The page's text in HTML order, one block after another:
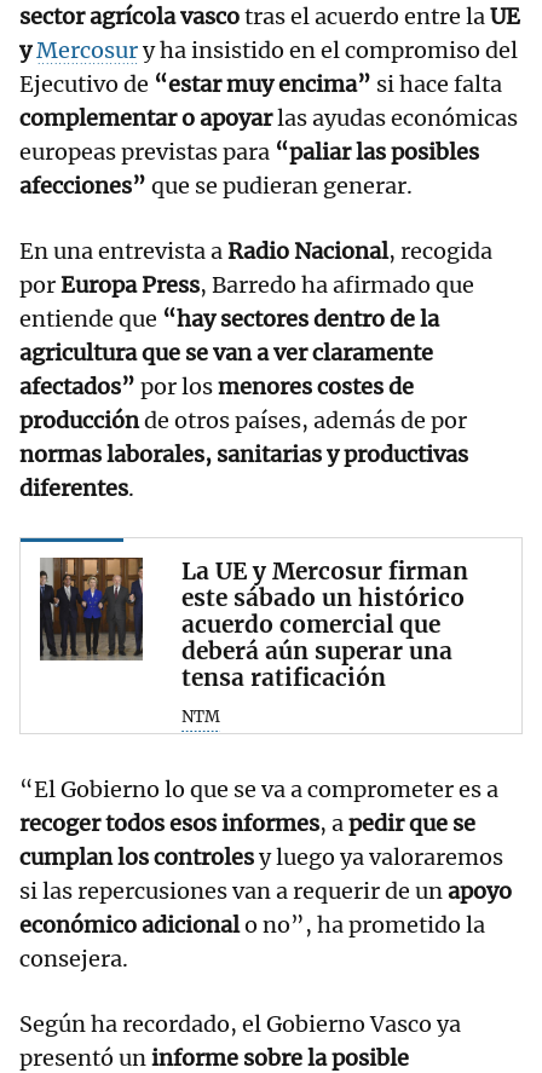
sector agrícola vascotras el acuerdo entre laUE
yMercosury ha insistido en el compromiso del
Ejecutivo de “estar muy encima” si hace falta
complementar o apoyarlas ayudas económicas
europeas previstas para “paliar las posibles
afecciones” que se pudieran generar.
En una entrevista aRadio Nacional, recogida
porEuropa Press, Barredo ha afirmado que
entiende que “hay sectores dentro de la
agricultura que se van a ver claramente
afectados” por losmenores costes de
producciónde otros países, además de por
normas laborales, sanitarias y productivas
diferentes.
La UE y Mercosur firman
este sábado un histórico
acuerdo comercial que
deberá aún superar una
tensa ratificación
NTM
“El Gobierno lo que se va a comprometer es a
recoger todos esos informes, apedir que se
cumplan los controlesy luego ya valoraremos
si las repercusiones van a requerir de unapoyo
económico adicionalo no”, ha prometido la
consejera.
Según ha recordado, el Gobierno Vasco ya
presentó uninforme sobre la posible